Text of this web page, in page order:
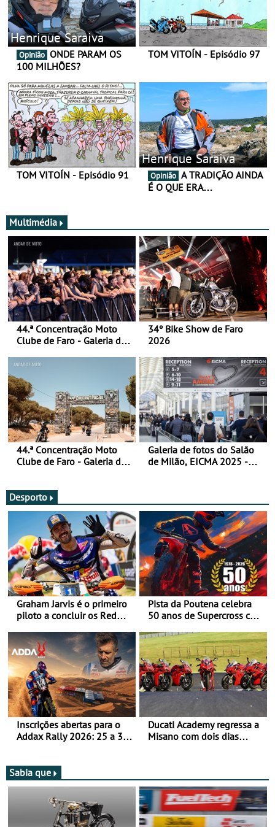
Henrique Saraiva
Opinião
100 MILHÕES?
TOM VITOÍN - Episódio 97
TOM VITOÍN - Episódio 91
Henrique Saraiva
Opinião
É O QUE ERA…
Multimédia
44.ª Concentração Moto
Clube de Faro - Galeria de
34º Bike Show de Faro
2026
44.ª Concentração Moto
Clube de Faro - Galeria de
Galeria de fotos do Salão
de Milão, EICMA 2025 -
Desporto
Graham Jarvis é o primeiro
piloto a concluir os Red
moto elétrica
Pista da Poutena celebra
50 anos de Supercross com
de agosto
Inscrições abertas para o
Addax Rally 2026: 25 a 30
Bianchi Prata
Ducati Academy regressa a
Misano com dois dias
Circuit
Sabia que